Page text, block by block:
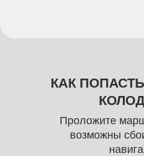
КАК
Проложите
возможны